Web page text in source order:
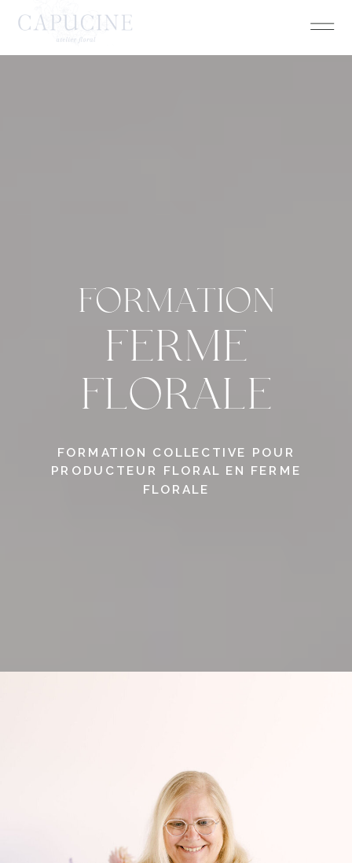
FORMATION COLLECTIVE POUR
PRODUCTEUR FLORAL EN FERME
FLORALE
FORMATION
FERME
FLORALE